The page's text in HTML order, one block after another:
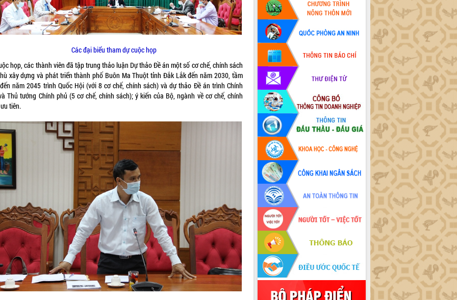
Các đại biểu tham dự cuộc họp
họp, các thành viên đã tập trung thảo luận Dự thảo Đề án một số cơ chế, chính sách
xây dựng và phát triển thành phố Buôn Ma Thuột tỉnh Đắk Lắk đến năm 2030, tầm
năm 2045 trình Quốc Hội (với 8 cơ chế, chính sách) và dự thảo Đề án trình Chính
Thủ tướng Chính phủ (5 cơ chế, chính sách); ý kiến của Bộ, ngành về cơ chế, chính
tiên.